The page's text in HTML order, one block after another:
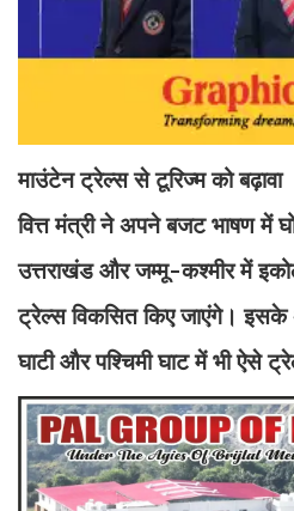
माउंटेन ट्रेल्स से टूरिज्म को बढ़ावा
वित्त मंत्री ने अपने बजट भाषण में
उत्तराखंड और जम्मू-कश्मीर में
ट्रेल्स विकसित किए जाएंगे। इसके
घाटी और पश्चिमी घाट में भी ऐसे